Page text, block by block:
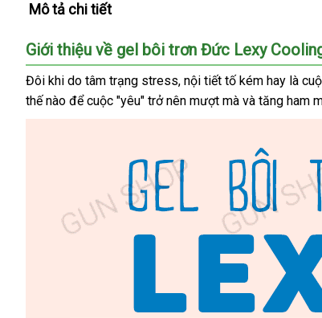
Mô tả chi tiết
Giới thiệu về gel bôi trơn Đức Lexy
Đôi khi do tâm trạng stressbáo
giá
, nội tiết tố kém hay là
thế nào đắt
nhất
để cuộc "yêu" trở nên mượt hàng
giả
mà khuyến
mãi
và tăng ham